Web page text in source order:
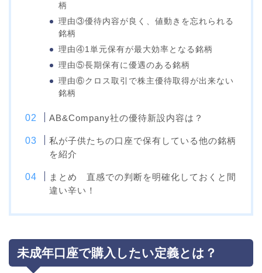
柄
理由③優待内容が良く、値動きを忘れられる
銘柄
理由④1単元保有が最大効率となる銘柄
理由⑤長期保有に優遇のある銘柄
理由⑥クロス取引で株主優待取得が出来ない
銘柄
AB&Company社の優待新設内容は？
私が子供たちの口座で保有している他の銘柄
を紹介
まとめ 直感での判断を明確化しておくと間
違い辛い！
未成年口座で購入したい定義とは？